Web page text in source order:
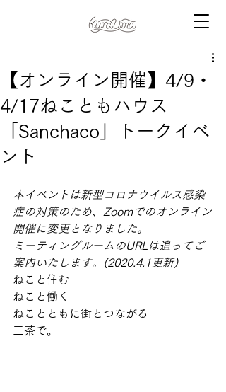
【オンライン開催】4/9・
4/17ねこともハウス
「Sanchaco」トークイベ
ント
本イベントは新型コロナウイルス感染
症の対策のため、Zoomでのオンライン
開催に変更となりました。
ミーティングルームのURLは追ってご
案内いたします。(2020.4.1更新)
ねこと住む
ねこと働く
ねことともに街とつながる
三茶で。